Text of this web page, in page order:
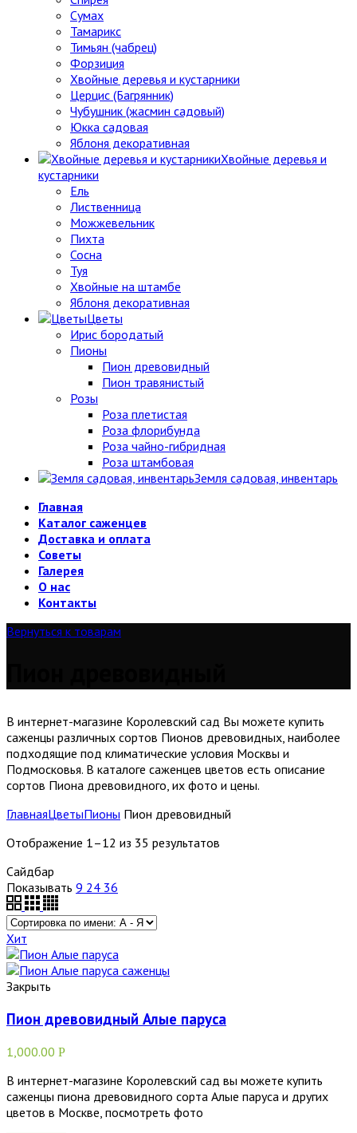
Сумах
Тамарикс
Тимьян (чабрец)
Форзиция
Хвойные деревья и кустарники
Церцис (Багрянник)
Чубушник (жасмин садовый)
Юкка садовая
Яблоня декоративная
Хвойные деревья и
кустарники
Ель
Лиственница
Можжевельник
Пихта
Сосна
Туя
Хвойные на штамбе
Яблоня декоративная
Цветы
Ирис бородатый
Пионы
Пион древовидный
Пион травянистый
Розы
Роза плетистая
Роза флорибунда
Роза чайно-гибридная
Роза штамбовая
Земля садовая, инвентарь
Главная
Каталог саженцев
Доставка и оплата
Советы
Галерея
О нас
Контакты
Вернуться к товарам
В интернет-магазине Королевский сад Вы можете купить
саженцы различных сортов Пионов древовидных, наиболее
подходящие под климатические условия Москвы и
Подмосковья. В каталоге саженцев цветов есть описание
сортов Пиона древовидного, их фото и цены.
ГлавнаяЦветыПионы Пион древовидный
Отображение 1–12 из 35 результатов
Сайдбар
Показывать 9 24 36
Хит
Закрыть
Пион древовидный Алые паруса
1,000.00 Р
В интернет-магазине Королевский сад вы можете купить
саженцы пиона древовидного сорта Алые паруса и других
цветов в Москве, посмотреть фото